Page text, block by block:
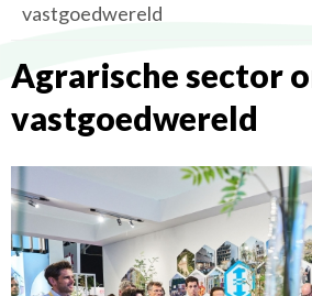
vastgoedwereld
Agrarische sector
vastgoedwereld